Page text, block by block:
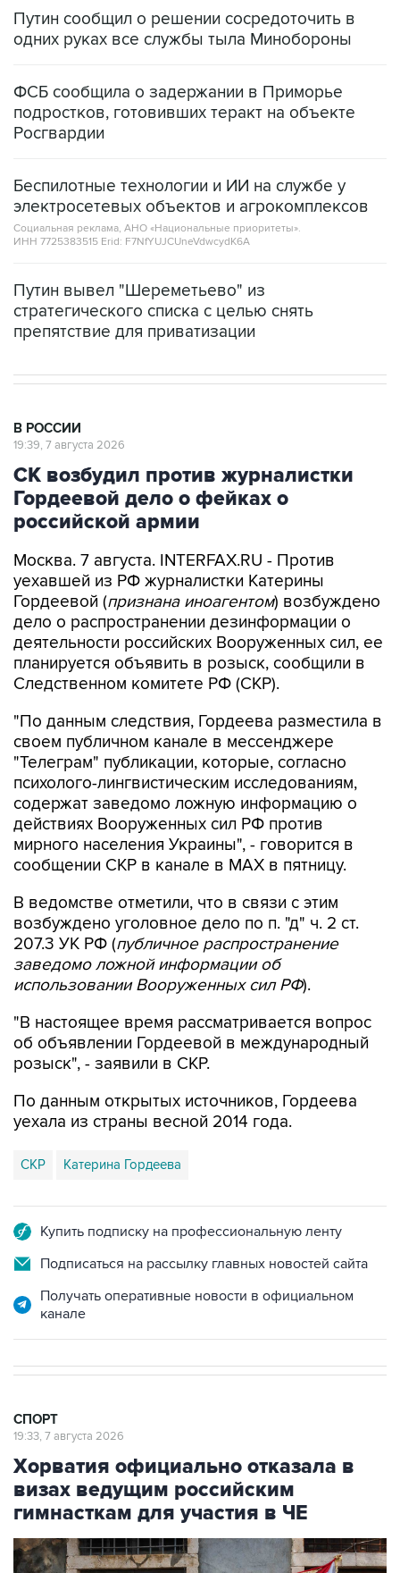
Путин сообщил о решении сосредоточить в
одних руках все службы тыла Минобороны
ФСБ сообщила о задержании в Приморье
подростков, готовивших теракт на объекте
Росгвардии
Беспилотные технологии и ИИ на службе у
электросетевых объектов и агрокомплексов
Социальная реклама, АНО «Национальные приоритеты».
ИНН 7725383515 Erid: F7NfYUJCUneVdwcydK6A
Путин вывел "Шереметьево" из
стратегического списка с целью снять
препятствие для приватизации
В РОССИИ
19:39, 7 августа 2026
СК возбудил против журналистки
Гордеевой дело о фейках о
российской армии
Москва. 7 августа. INTERFAX.RU - Против
уехавшей из РФ журналистки Катерины
Гордеевой (признана иноагентом) возбуждено
дело о распространении дезинформации о
деятельности российских Вооруженных сил, ее
планируется объявить в розыск, сообщили в
Следственном комитете РФ (СКР).
"По данным следствия, Гордеева разместила в
своем публичном канале в мессенджере
"Телеграм" публикации, которые, согласно
психолого-лингвистическим исследованиям,
содержат заведомо ложную информацию о
действиях Вооруженных сил РФ против
мирного населения Украины", - говорится в
сообщении СКР в канале в MAX в пятницу.
В ведомстве отметили, что в связи с этим
возбуждено уголовное дело по п. "д" ч. 2 ст.
207.3 УК РФ (публичное распространение
заведомо ложной информации об
использовании Вооруженных сил РФ).
"В настоящее время рассматривается вопрос
об объявлении Гордеевой в международный
розыск", - заявили в СКР.
По данным открытых источников, Гордеева
уехала из страны весной 2014 года.
СКР Катерина Гордеева
Купить подписку на профессиональную ленту
Подписаться на рассылку главных новостей сайта
Получать оперативные новости в официальном
канале
СПОРТ
19:33, 7 августа 2026
Хорватия официально отказала в
визах ведущим российским
гимнасткам для участия в ЧЕ